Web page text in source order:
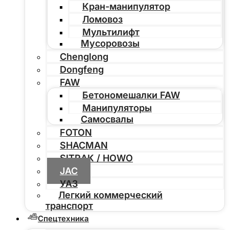
Кран-манипулятор
Ломовоз
Мультилифт
Мусоровозы
Chenglong
Dongfeng
FAW
Бетономешалки FAW
Манипуляторы
Самосвалы
FOTON
SHACMAN
SITRAK / HOWO
JAC
УАЗ
Легкий коммерческий
транспорт
Спецтехника